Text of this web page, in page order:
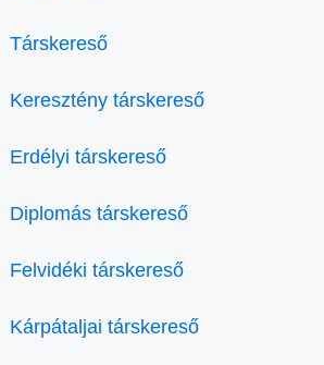
Társkereső
Keresztény társkereső
Erdélyi társkereső
Diplomás társkereső
Felvidéki társkereső
Kárpátaljai társkereső